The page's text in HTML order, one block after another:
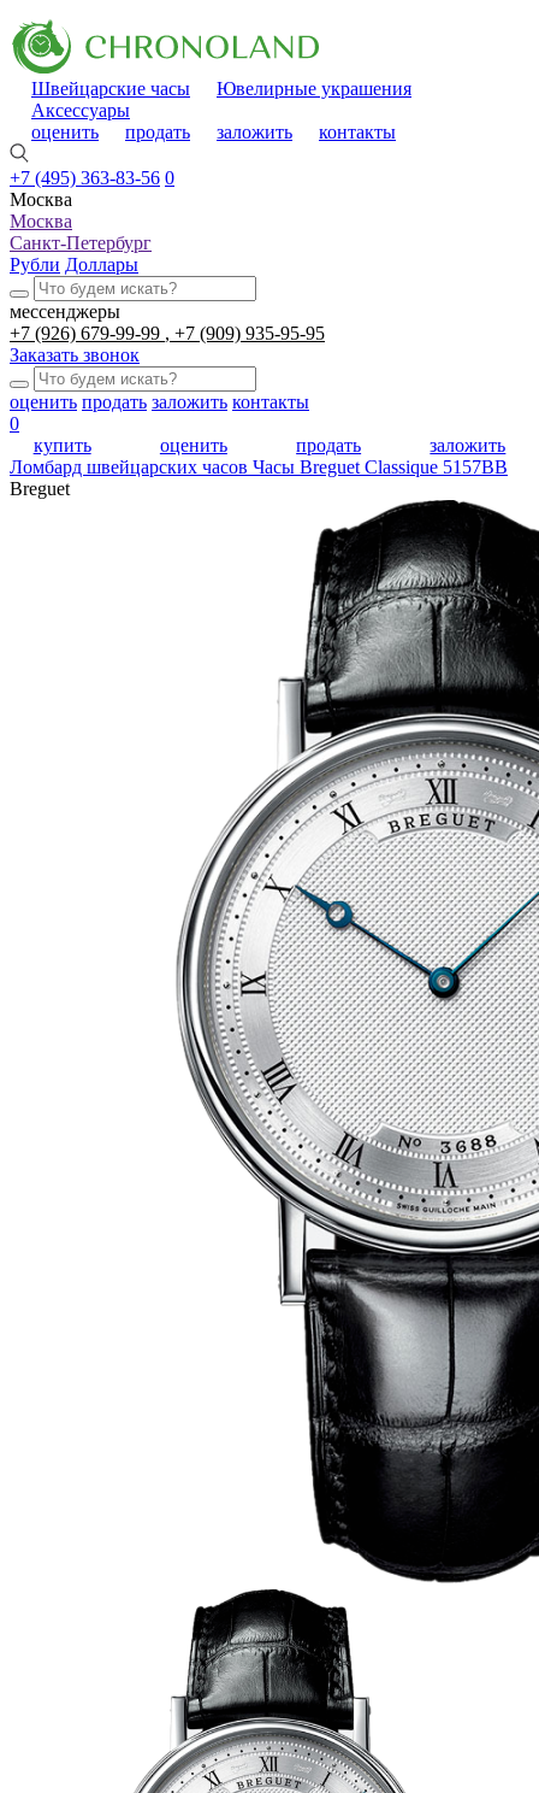
Швейцарские часы
Ювелирные украшения
Аксессуары
оценить
продать заложить контакты
+7 (495) 363-83-56 0
Москва
Москва
Санкт-Петербург
Рубли Доллары
мессенджеры
+7 (926) 679-99-99
+7 (909) 935-95-95
Заказать звонок
оценить продать заложить контакты
0
купить
оценить продать
заложить
Ломбард швейцарских часов Часы Breguet Classique 5157BB
Breguet